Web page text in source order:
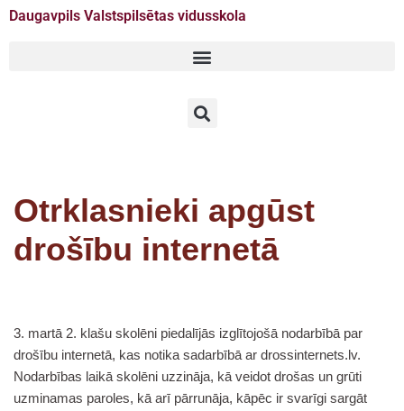
Daugavpils Valstspilsētas vidusskola
Otrklasnieki apgūst
drošību internetā
3. martā 2. klašu skolēni piedalījās izglītojošā nodarbībā par
drošību internetā, kas notika sadarbībā ar drossinternets.lv.
Nodarbības laikā skolēni uzzināja, kā veidot drošas un grūti
uzminamas paroles, kā arī pārrunāja, kāpēc ir svarīgi sargāt